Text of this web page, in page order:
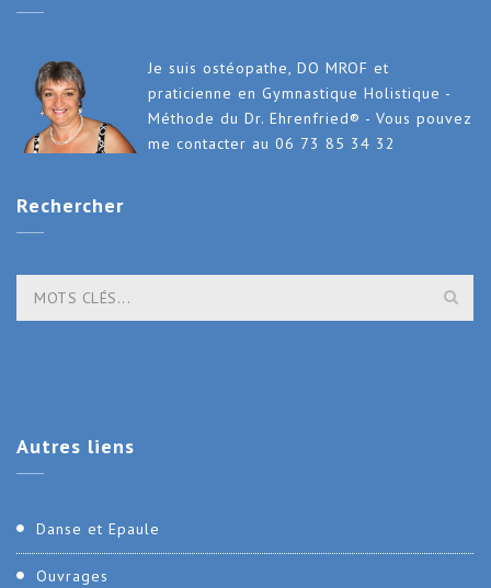
Je suis ostéopathe, DO MROF et
praticienne en Gymnastique Holistique -
Méthode du Dr. Ehrenfried® - Vous pouvez
me contacter au 06 73 85 34 32
Rechercher
Autres liens
Danse et Epaule
Ouvrages